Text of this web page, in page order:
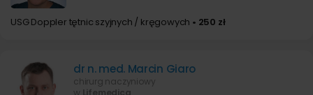
USG Doppler tętnic szyjnych / kręgowych • 250 zł
dr n. med. Marcin Giaro
chirurg naczyniowy
w Lifemedica